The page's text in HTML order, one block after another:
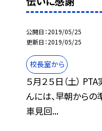
公開日 2019/05/25
更新日 2019/05/25
校長室から
５月２５日（土）
んには、早朝から
車見回...